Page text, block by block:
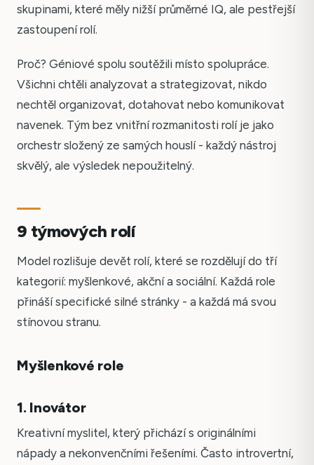
skupinami, které měly nižší průměrné IQ, ale pestřejší
zastoupení rolí.
Proč? Géniové spolu soutěžili místo spolupráce.
Všichni chtěli analyzovat a strategizovat, nikdo
nechtěl organizovat, dotahovat nebo komunikovat
navenek. Tým bez vnitřní rozmanitosti rolí je jako
orchestr složený ze samých houslí - každý nástroj
skvělý, ale výsledek nepoužitelný.
9 týmových rolí
Model rozlišuje devět rolí, které se rozdělují do tří
kategorií: myšlenkové, akční a sociální. Každá role
přináší specifické silné stránky - a každá má svou
stínovou stranu.
Myšlenkové role
1. Inovátor
Kreativní myslitel, který přichází s originálními
nápady a nekonvenčními řešeními. Často introvertní,